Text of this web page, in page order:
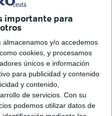
importante para
almacenamos y/o accedemos
cookies, y procesamos
únicos e información
para publicidad y contenido
y contenido,
de servicios. Con su
podemos utilizar datos de
ceutí sobre las 17.30
el presidente de la
regional del Partido
por la secretaria general,
Congreso y Senado,
Dos Santos y David
a las 19.00 horas que